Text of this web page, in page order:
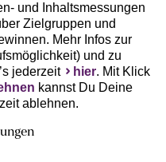
und Inhaltsmessungen
Zielgruppen und
Mehr Infos zur
und zu
jederzeit
hier. Mit Klick
kannst Du Deine
ablehnen.